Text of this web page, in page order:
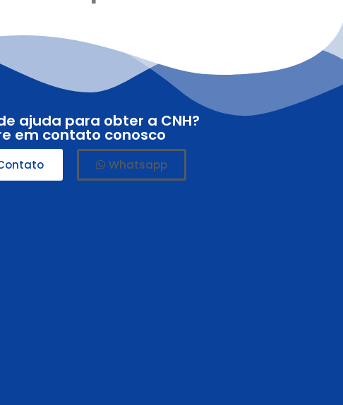
ajuda para obter a CNH?
em contato conosco
Whatsapp